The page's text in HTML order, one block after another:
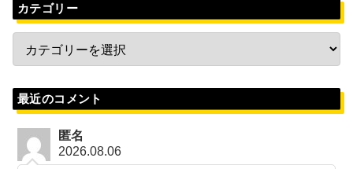
カテゴリー
最近のコメント
匿名
2026.08.06